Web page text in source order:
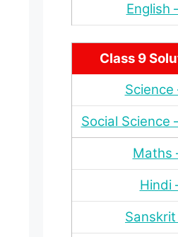
English
Class 9
Science
Social Science –
Maths
Hindi –